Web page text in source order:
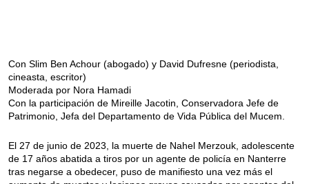
Con Slim Ben Achour (abogado) y David Dufresne (periodista,
cineasta, escritor)
Moderada por Nora Hamadi
Con la participación de Mireille Jacotin, Conservadora Jefe de
Patrimonio, Jefa del Departamento de Vida Pública del Mucem.
El 27 de junio de 2023, la muerte de Nahel Merzouk, adolescente
de 17 años abatida a tiros por un agente de policía en Nanterre
tras negarse a obedecer, puso de manifiesto una vez más el